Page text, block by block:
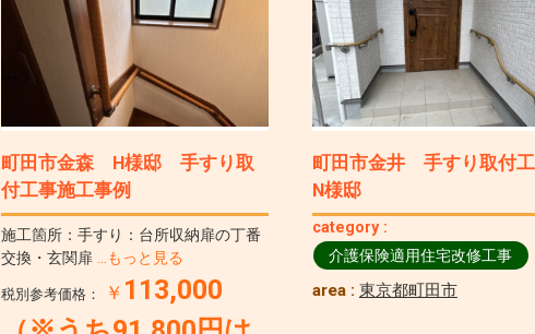
町田市金森 H様邸 手すり取
付工事施工事例
施工箇所：手すり：台所収納扉の丁番
交換・玄関扉
…もっと見る
税別参考価格： ￥ 113,000
町田市金井 手すり取付
N様邸
category :
介護保険適用住宅改修工事
area : 東京都町田市